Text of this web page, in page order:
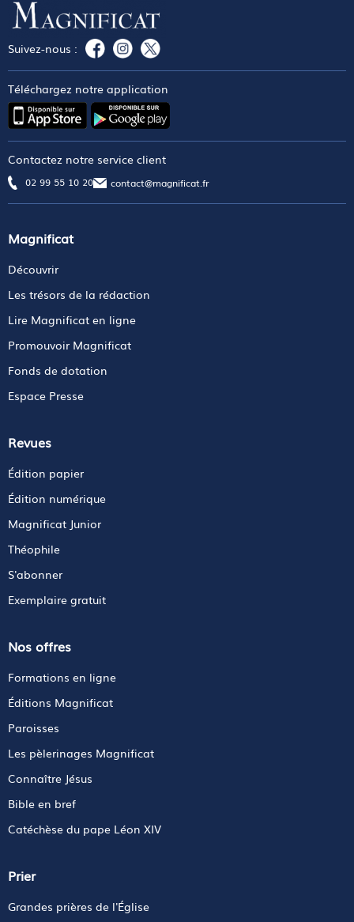
Suivez-nous :
Téléchargez notre application
Contactez notre service client
02 99 55 10 20 contact@magnificat.fr
Magnificat
Découvrir
Les trésors de la rédaction
Lire Magnificat en ligne
Promouvoir Magnificat
Fonds de dotation
Espace Presse
Revues
Édition papier
Édition numérique
Magnificat Junior
Théophile
S'abonner
Exemplaire gratuit
Nos offres
Formations en ligne
Éditions Magnificat
Paroisses
Les pèlerinages Magnificat
Connaître Jésus
Bible en bref
Catéchèse du pape Léon XIV
Prier
Grandes prières de l'Église